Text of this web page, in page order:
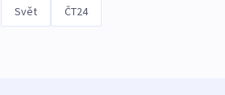
Svět ČT24